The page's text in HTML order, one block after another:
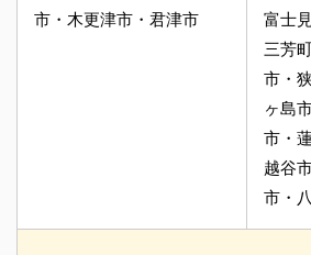
市・木更津市・君津市
富士
三芳
市・
ヶ島
市・
越谷
市・